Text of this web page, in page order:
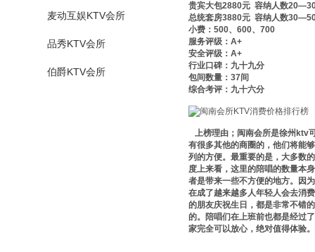
麦动互娱KTV会所
品秀KTV会所
伯爵KTV会所
贵宾大包2880元 容纳人数
总统套房3880元 容纳人数
小费：500、600、700
服务评级：A+
安全评级：A+
行业口碑：九十九分
包间数量：37间
综合考评：九十六分
上榜理由；闽南会所是徐州ktv
有很多其他的商圈的，他们将能
列的方便。最重要的是，大多数
度上来看，这里的陪唱的数量本
者是带来一些不方便的地方。因
在成了越来越多人年轻人会去消
的朋友庆祝生日，都是非常不错
的。陪唱们在上班前也都是经过
家完全可以放心，绝对值得体验